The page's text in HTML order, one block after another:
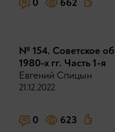
№ 154. Советское
1980-х гг. Часть 1-я
Евгений Спицын
21.12.2022
0 623